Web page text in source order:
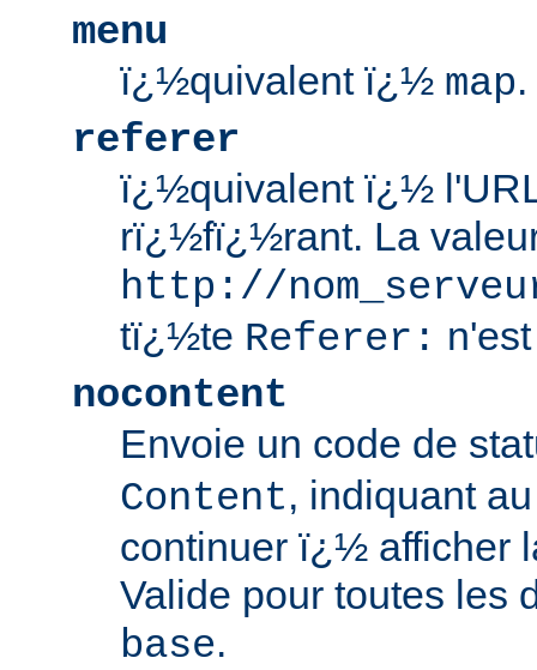
menu
ï¿½quivalent ï¿½ map.
referer
ï¿½quivalent ï¿½
rï¿½fï¿½rant. La
http://
tï¿½te Referer:
nocontent
Envoie un code de
Content, indiquant
continuer ï¿½ afficher
Valide pour toutes les
base.